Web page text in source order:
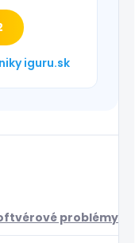
iguru.sk
problémy